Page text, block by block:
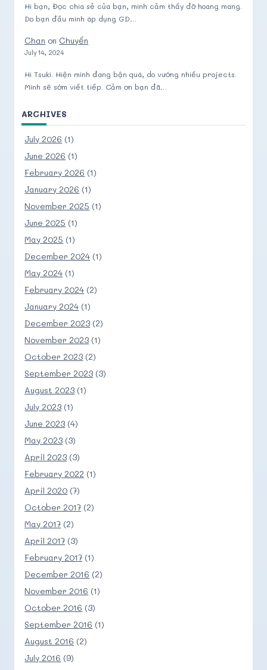
Hi bạn, Đọc chia sẻ của bạn, mình cảm thấy đỡ hoang mang.
Do bạn đầu mình áp dụng GD…
Chan on Chuyển
July 14, 2024
Hi Tsuki. Hiện mình đang bận quá, do vướng nhiều projects.
Mình sẽ sớm viết tiếp. Cảm ơn bạn đã…
ARCHIVES
July 2026 (1)
June 2026 (1)
February 2026 (1)
January 2026 (1)
November 2025 (1)
June 2025 (1)
May 2025 (1)
December 2024 (1)
May 2024 (1)
February 2024 (2)
January 2024 (1)
December 2023 (2)
November 2023 (1)
October 2023 (2)
September 2023 (3)
August 2023 (1)
July 2023 (1)
June 2023 (4)
May 2023 (3)
April 2023 (3)
February 2022 (1)
April 2020 (7)
October 2017 (2)
May 2017 (2)
April 2017 (3)
February 2017 (1)
December 2016 (2)
November 2016 (1)
October 2016 (3)
September 2016 (1)
August 2016 (2)
July 2016 (9)